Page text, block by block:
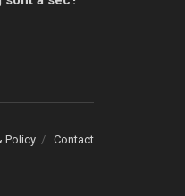
Policy Contact